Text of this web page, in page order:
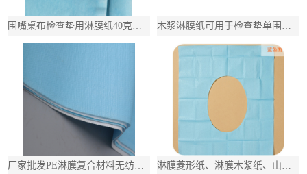
围嘴桌布检查垫用淋膜纸40克治疗巾用淋膜木浆纸 木浆淋膜纸可用于检查垫单围嘴pe+木浆纸白50g
厂家批发PE淋膜复合材料无纺布淋膜加工幅宽支持定制 淋膜菱形纸、淋膜木浆纸、山东淋膜纸厂家、马桶垫用防水木浆纸